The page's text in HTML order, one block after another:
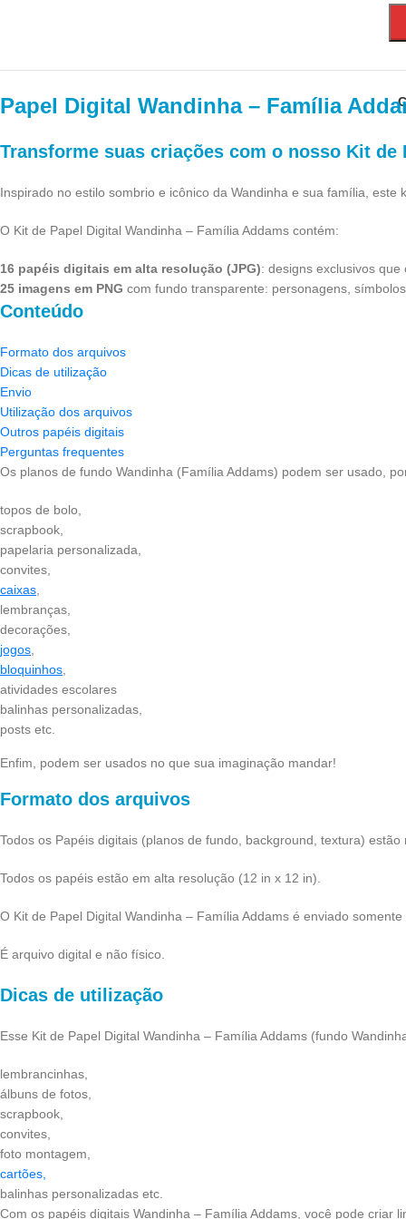
Papel Digital Wandinha – Família
Transforme suas criações com o nosso Kit de
Inspirado no estilo sombrio e icônico da Wandinha e sua família,
O Kit de Papel Digital Wandinha – Família Addams contém:
16 papéis digitais em alta resolução (JPG): designs exclusivos
25 imagens em PNG com fundo transparente: personagens,
Conteúdo
Formato dos arquivos
Dicas de utilização
Envio
Utilização dos arquivos
Outros papéis digitais
Perguntas frequentes
Os planos de fundo Wandinha (Família Addams) podem ser usado,
topos de bolo,
scrapbook,
papelaria personalizada,
convites,
caixas,
lembranças,
decorações,
jogos,
bloquinhos,
atividades escolares
balinhas personalizadas,
posts etc.
Enfim, podem ser usados no que sua imaginação mandar!
Formato dos arquivos
Todos os Papéis digitais (planos de fundo, background, textura)
Todos os papéis estão em alta resolução (12 in x 12 in).
O Kit de Papel Digital Wandinha – Família Addams é enviado
É arquivo digital e não físico.
Dicas de utilização
Esse Kit de Papel Digital Wandinha – Família Addams (fundo
lembrancinhas,
álbuns de fotos,
scrapbook,
convites,
foto montagem,
cartões,
balinhas personalizadas etc.
Com os papéis digitais Wandinha – Família Addams, você pode criar